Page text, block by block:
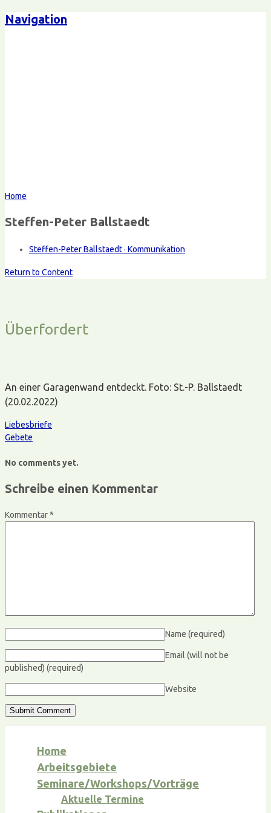
Navigation
Home
Steffen-Peter Ballstaedt
Steffen-Peter Ballstaedt · Kommunikation
Return to Content
Überfordert
An einer Garagenwand entdeckt. Foto: St.-P. Ballstaedt
(20.02.2022)
Liebesbriefe
Gebete
No comments yet.
Schreibe einen Kommentar
Kommentar*
Name (required)
Email (will not be
published) (required)
Website
Home
Arbeitsgebiete
Seminare/Workshops/Vorträge
Aktuelle Termine